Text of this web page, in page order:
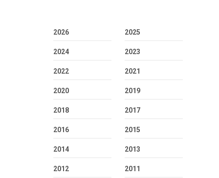
2026 2025
2024 2023
2022 2021
2020 2019
2018 2017
2016 2015
2014 2013
2012 2011